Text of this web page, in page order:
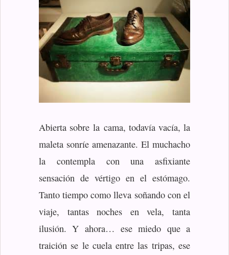
Abierta sobre la cama, todavía vacía, la
maleta sonríe amenazante. El muchacho
la contempla con una asfixiante
sensación de vértigo en el estómago.
Tanto tiempo como lleva soñando con el
viaje, tantas noches en vela, tanta
ilusión. Y ahora… ese miedo que a
traición se le cuela entre las tripas, ese